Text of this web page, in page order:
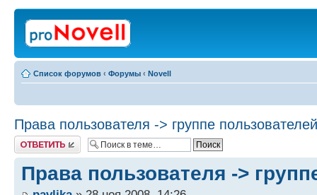
Список форумов ‹ Форумы ‹ Novell
Права пользователя -> группе
Ответить
Права пользователя ->